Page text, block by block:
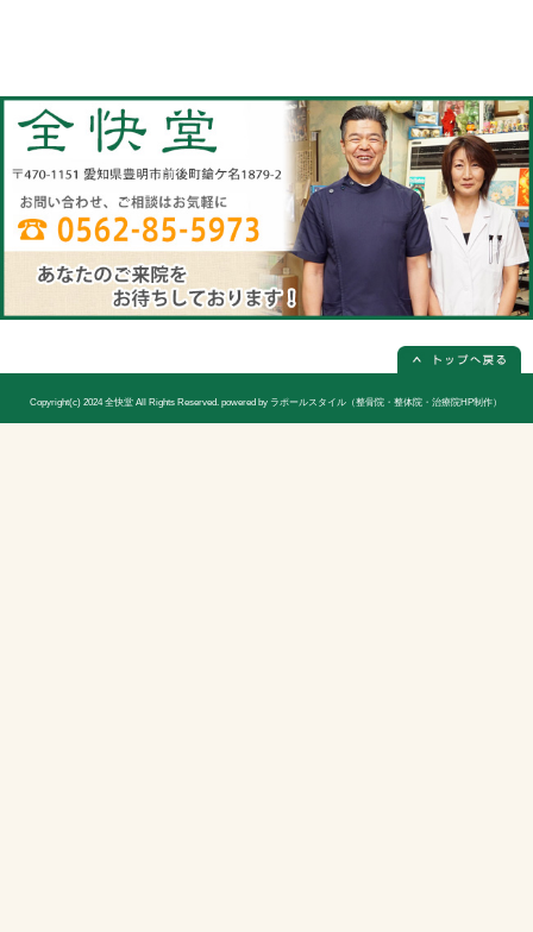
当院へのアクセス情報
全快堂
所在地
〒470-1151 愛知県豊明市前後町鎗ケ
電話番号
0562-85-5973(電話予約は必ず必要に
院長
宮木 謙三